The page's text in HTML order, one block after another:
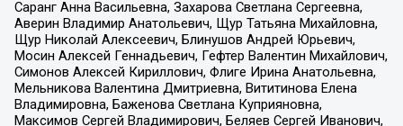
Саранг Анна Васильевна, Захарова Светлана Сергеевна,
Аверин Владимир Анатольевич, Щур Татьяна Михайловна,
Щур Николай Алексеевич, Блинушов Андрей Юрьевич,
Мосин Алексей Геннадьевич, Гефтер Валентин Михайлович,
Симонов Алексей Кириллович, Флиге Ирина Анатольевна,
Мельникова Валентина Дмитриевна, Вититинова Елена
Владимировна, Баженова Светлана Куприяновна,
Максимов Сергей Владимирович, Беляев Сергей Иванович,